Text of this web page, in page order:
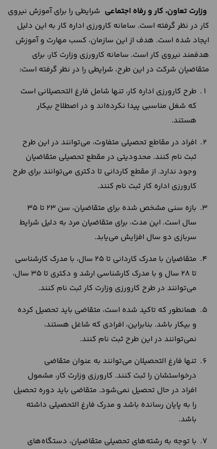
وزارت تعاون، کار و رفاه اجتماعی شرایطی را برای آموزش نیروی
کار در نظر گرفته است. سامانه کارورزی اداره کار به این دلیل
ایجاد شده است. هدف از این سازمان، کسب مهارت و آموزش
هدفمند نیروی کار است. سامانه کارورزی وزارت کار، برای
متقاضیان شرکت در این طرح، شرایطی را در نظر گرفته است:
طرح کارورزی اداره کار، تنها شامل فارغ التحصیلانی است
که شغل مناسبی پیدا نکرده‌اند و در اصطلاح بیکار
هستند.
افراد در مقاطع تحصیلی متفاوت، می‌توانند در این طرح
ثبت نام کنند. محدودیتی در مقطع تحصیلی متقاضیان
وجود ندارد. از مقطع کاردانی تا دکتری می‌توانند برای طرح
کارورزی اداره کار ثبت نام کنند.
بازه سنی مشخص شده برای متقاضیان، سن 23 تا 35
سال است. این مدت، برای متقاضیان مرد به دلیل شرایط
سربازی دو سال افزایش می‌یابد.
متقاضیان با مدرک کاردانی تا 25 سال، با مدرک کارشناسی
تا 28 سال و با مدرک کارشناسی ارشد و دکتری تا 35 سال،
می‌توانند در طرح کارورزی وزارت کار ثبت نام کنند.
همانطور که تاکید شده است، متقاضی باید تحصیل کرده
و بیکار باشد. بنابراین، افرادی که شاغل هستند،
نمی‌توانند در این طرح ثبت نام کنند.
تنها فارغ التحصیلان می‌توانند به عنوان متقاضی
درخواستشان را ثبت کنند. کارورزی وزارت کار، مشمول
افراد در حال تحصیل نمی‌شود. متقاضی باید دوره تحصیل
را به پایان رسانده باشد و مدرک فارغ التحصیلی داشته
باشد.
با توجه به رشته‌های تحصیلی متقاضیان، دستگاه‌های